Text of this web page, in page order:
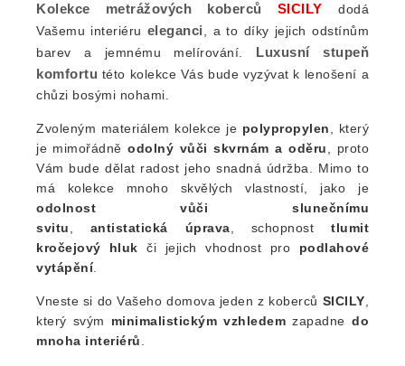
Kolekce metrážových koberců SICILY dodá
Vašemu interiéru eleganci, a to díky jejich odstínům
barev a jemnému melírování. Luxusní stupeň
komfortu této kolekce Vás bude vyzývat k lenošení a
chůzi bosými nohami.
Zvoleným materiálem kolekce je polypropylen, který
je mimořádněodolný vůči skvrnám a oděru, proto
Vám bude dělat radost jeho snadná údržba. Mimo to
má kolekce mnoho skvělých vlastností, jako je
odolnost vůči slunečnímu
svitu, antistatická úprava, schopnost tlumit
kročejový hluk či jejich vhodnost pro podlahové
vytápění.
Vneste si do Vašeho domova jeden z koberců SICILY,
který svým minimalistickým vzhledem zapadnedo
mnoha interiérů.